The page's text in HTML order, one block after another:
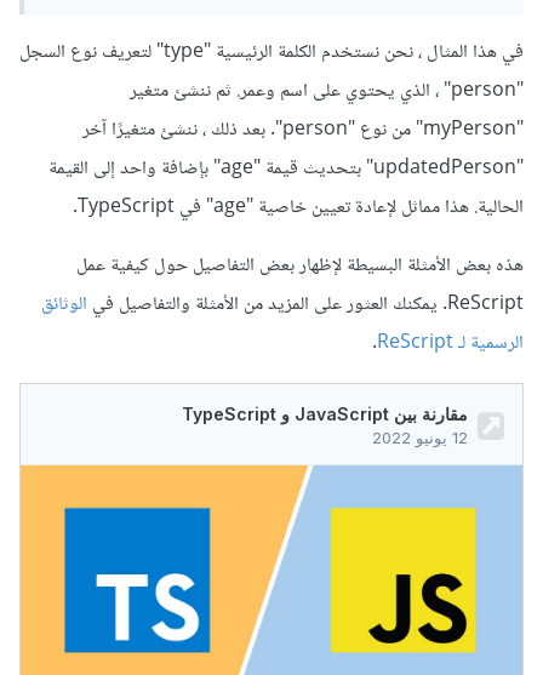
في هذا المثال ، نحن نستخدم الكلمة الرئيسية "type" لتعريف نوع السجل
"person" ، الذي يحتوي على اسم وعمر. ثم ننشئ متغير
"myPerson" من نوع "person". بعد ذلك ، ننشئ متغيرًا آخر
"updatedPerson" بتحديث قيمة "age" بإضافة واحد إلى القيمة
الحالية. هذا مماثل لإعادة تعيين خاصية "age" في TypeScript.
هذه بعض الأمثلة البسيطة لإظهار بعض التفاصيل حول كيفية عمل
ReScript. يمكنك العثور على المزيد من الأمثلة والتفاصيل في
الوثائق
الرسمية لـ ReScript
.